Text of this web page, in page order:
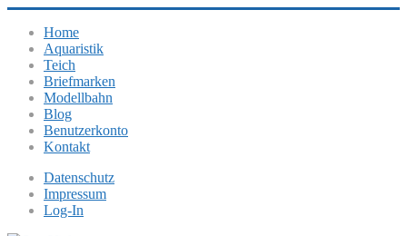
Home
Aquaristik
Teich
Briefmarken
Modellbahn
Blog
Benutzerkonto
Kontakt
Datenschutz
Impressum
Log-In